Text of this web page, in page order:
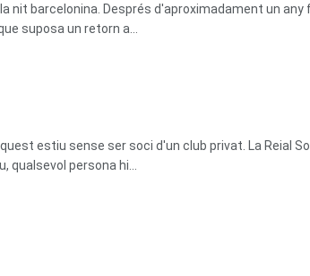
nit barcelonina. Després d'aproximadament un
suposa un retorn a...
estiu sense ser soci d'un club privat. La Reial
persona hi...